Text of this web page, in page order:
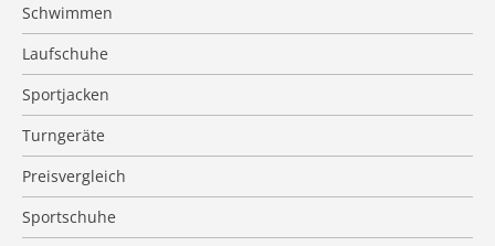
Schwimmen
Laufschuhe
Sportjacken
Turngeräte
Preisvergleich
Sportschuhe